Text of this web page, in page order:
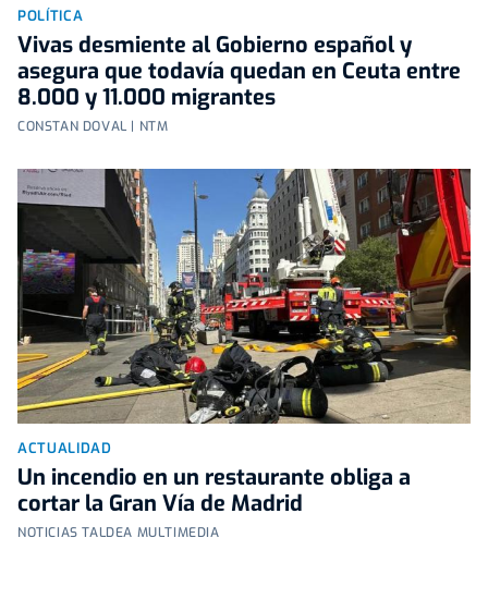
POLÍTICA
Vivas desmiente al Gobierno español y
asegura que todavía quedan en Ceuta entre
8.000 y 11.000 migrantes
CONSTAN DOVAL | NTM
ACTUALIDAD
Un incendio en un restaurante obliga a
cortar la Gran Vía de Madrid
NOTICIAS TALDEA MULTIMEDIA